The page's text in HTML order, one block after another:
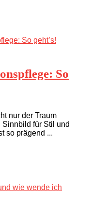
So
nur der Traum
für Stil und
so prägend ...